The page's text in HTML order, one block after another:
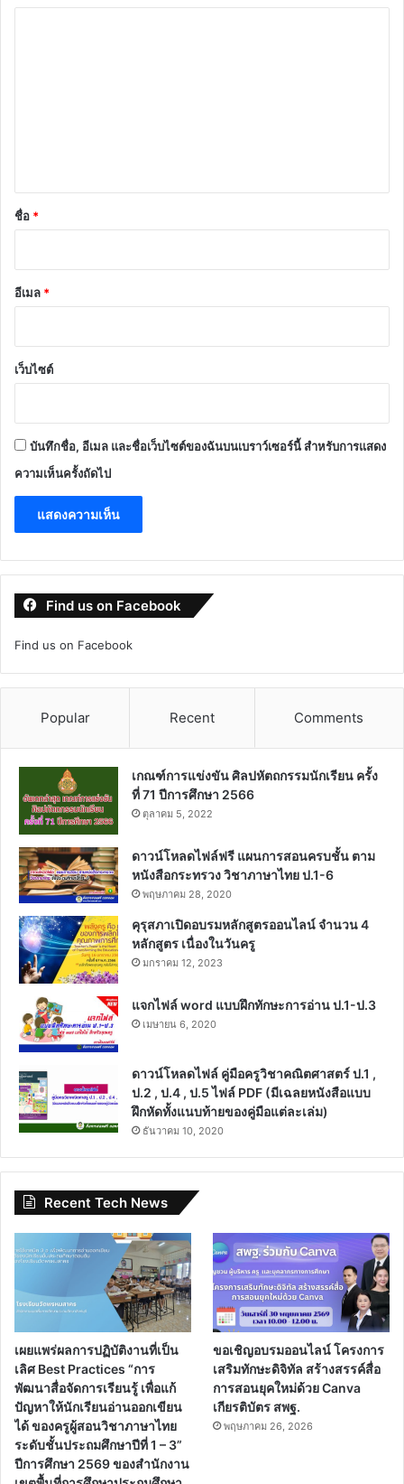
*
ชื่อ *
อีเมล *
เว็บไซต์
บันทึกชื่อ, อีเมล และชื่อเว็บไซต์ของฉันบนเบราว์เซอร์นี้ สำหรับการแสดง
ความเห็นครั้งถัดไป
Find us on Facebook
Find us on Facebook
Popular Recent Comments
เกณฑ์การแข่งขัน ศิลปหัตถกรรมนักเรียน ครั้ง
ที่ 71 ปีการศึกษา 2566
ตุลาคม 5, 2022
ดาวน์โหลดไฟล์ฟรี แผนการสอนครบชั้น ตาม
หนังสือกระทรวง วิชาภาษาไทย ป.1-6
พฤษภาคม 28, 2020
คุรุสภาเปิดอบรมหลักสูตรออนไลน์ จำนวน 4
หลักสูตร เนื่องในวันครู
มกราคม 12, 2023
แจกไฟล์ word แบบฝึกทักษะการอ่าน ป.1-ป.3
เมษายน 6, 2020
ดาวน์โหลดไฟล์ คู่มือครูวิชาคณิตศาสตร์ ป.1 ,
ป.2 , ป.4 , ป.5 ไฟล์ PDF (มีเฉลยหนังสือแบบ
ฝึกหัดทั้งแนบท้ายของคู่มือแต่ละเล่ม)
ธันวาคม 10, 2020
Recent Tech News
เผยแพร่ผลการปฏิบัติงานที่เป็น
เลิศ Best Practices “การ
พัฒนาสื่อจัดการเรียนรู้ เพื่อแก้
ปัญหาให้นักเรียนอ่านออกเขียน
ได้ ของครูผู้สอนวิชาภาษาไทย
ระดับชั้นประถมศึกษาปีที่ 1 – 3”
ปีการศึกษา 2569 ของสำนักงาน
ขอเชิญอบรมออนไลน์ โครงการ
เสริมทักษะดิจิทัล สร้างสรรค์สื่อ
การสอนยุคใหม่ด้วย Canva
เกียรติบัตร สพฐ.
พฤษภาคม 26, 2026